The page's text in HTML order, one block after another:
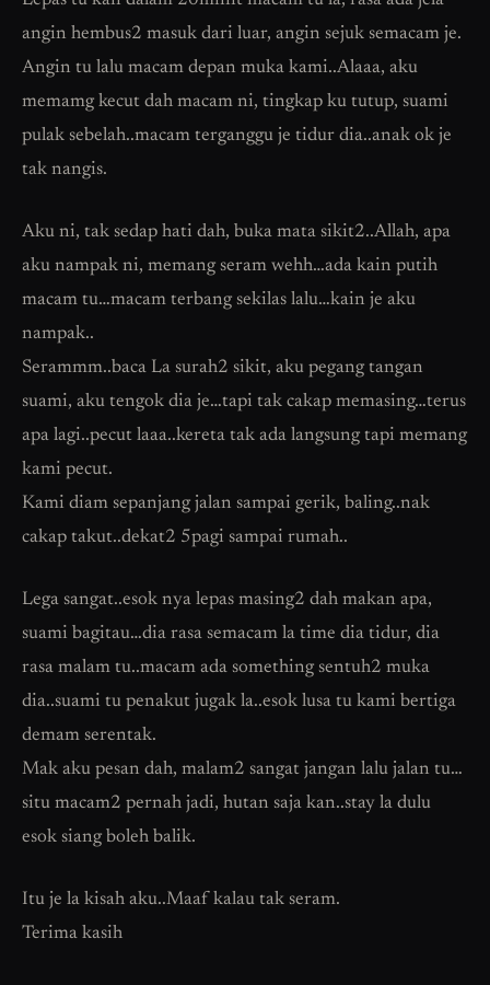
angin hembus2 masuk dari luar, angin sejuk semacam je.
Angin tu lalu macam depan muka kami..Alaaa, aku
memamg kecut dah macam ni, tingkap ku tutup, suami
pulak sebelah..macam terganggu je tidur dia..anak ok je
tak nangis.
Aku ni, tak sedap hati dah, buka mata sikit2..Allah, apa
aku nampak ni, memang seram wehh…ada kain putih
macam tu…macam terbang sekilas lalu…kain je aku
nampak..
Serammm..baca La surah2 sikit, aku pegang tangan
suami, aku tengok dia je…tapi tak cakap memasing…terus
apa lagi..pecut laaa..kereta tak ada langsung tapi memang
kami pecut.
Kami diam sepanjang jalan sampai gerik, baling..nak
cakap takut..dekat2 5pagi sampai rumah..
Lega sangat..esok nya lepas masing2 dah makan apa,
suami bagitau…dia rasa semacam la time dia tidur, dia
rasa malam tu..macam ada something sentuh2 muka
dia..suami tu penakut jugak la..esok lusa tu kami bertiga
demam serentak.
Mak aku pesan dah, malam2 sangat jangan lalu jalan tu…
situ macam2 pernah jadi, hutan saja kan..stay la dulu
esok siang boleh balik.
Itu je la kisah aku..Maaf kalau tak seram.
Terima kasih